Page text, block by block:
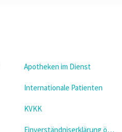
Apotheken im Dienst
Internationale Patienten
KVKK
Einverständniserklärung öffnen